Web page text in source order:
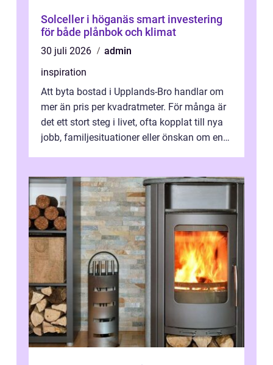
Solceller i höganäs smart investering
för både plånbok och klimat
30 juli 2026
admin
inspiration
Att byta bostad i Upplands-Bro handlar om
mer än pris per kvadratmeter. För många är
det ett stort steg i livet, ofta kopplat till nya
jobb, familjesituationer eller önskan om en